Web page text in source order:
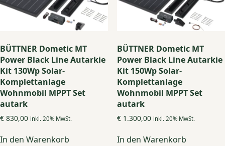
BÜTTNER Dometic MT
Power Black Line Autarkie
Kit 130Wp Solar-
Komplettanlage
Wohnmobil MPPT Set
autark
€ 830,00 inkl. 20% MwSt.
In den Warenkorb
BÜTTNER Dometic MT
Power Black Line Autarkie
Kit 150Wp Solar-
Komplettanlage
Wohnmobil MPPT Set
autark
€1.300,00 inkl. 20% MwSt.
In den Warenkorb